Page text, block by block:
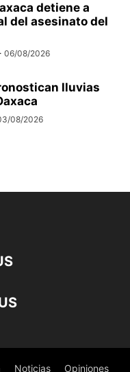
detiene a
del asesinato del
06/08/2026
lluvias
08/2026
Noticias Opiniones